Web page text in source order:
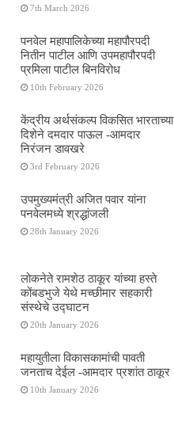
7th March 2026
पनवेल महापालिकेच्या महापौरपदी
नितीन पाटील आणि उपमहापौरपदी
प्रमिला पाटील बिनविरोध
10th February 2026
केंद्रीय अर्थसंकल्प विकसित भारताच्या
दिशेने दमदार पाऊल -आमदार
निरंजन डावखरे
3rd February 2026
उपमुख्यमंत्री अजित पवार यांना
पनवेलमध्ये श्रद्धांजली
28th January 2026
लोकनेते रामशेठ ठाकूर यांच्या हस्ते
कोंबडभुजे येथे मच्छीमार सहकारी
संस्थेचे उद्घाटन
20th January 2026
महायुतीला विकासकामांची पावती
जनताच देईल -आमदार प्रशांत ठाकूर
10th January 2026